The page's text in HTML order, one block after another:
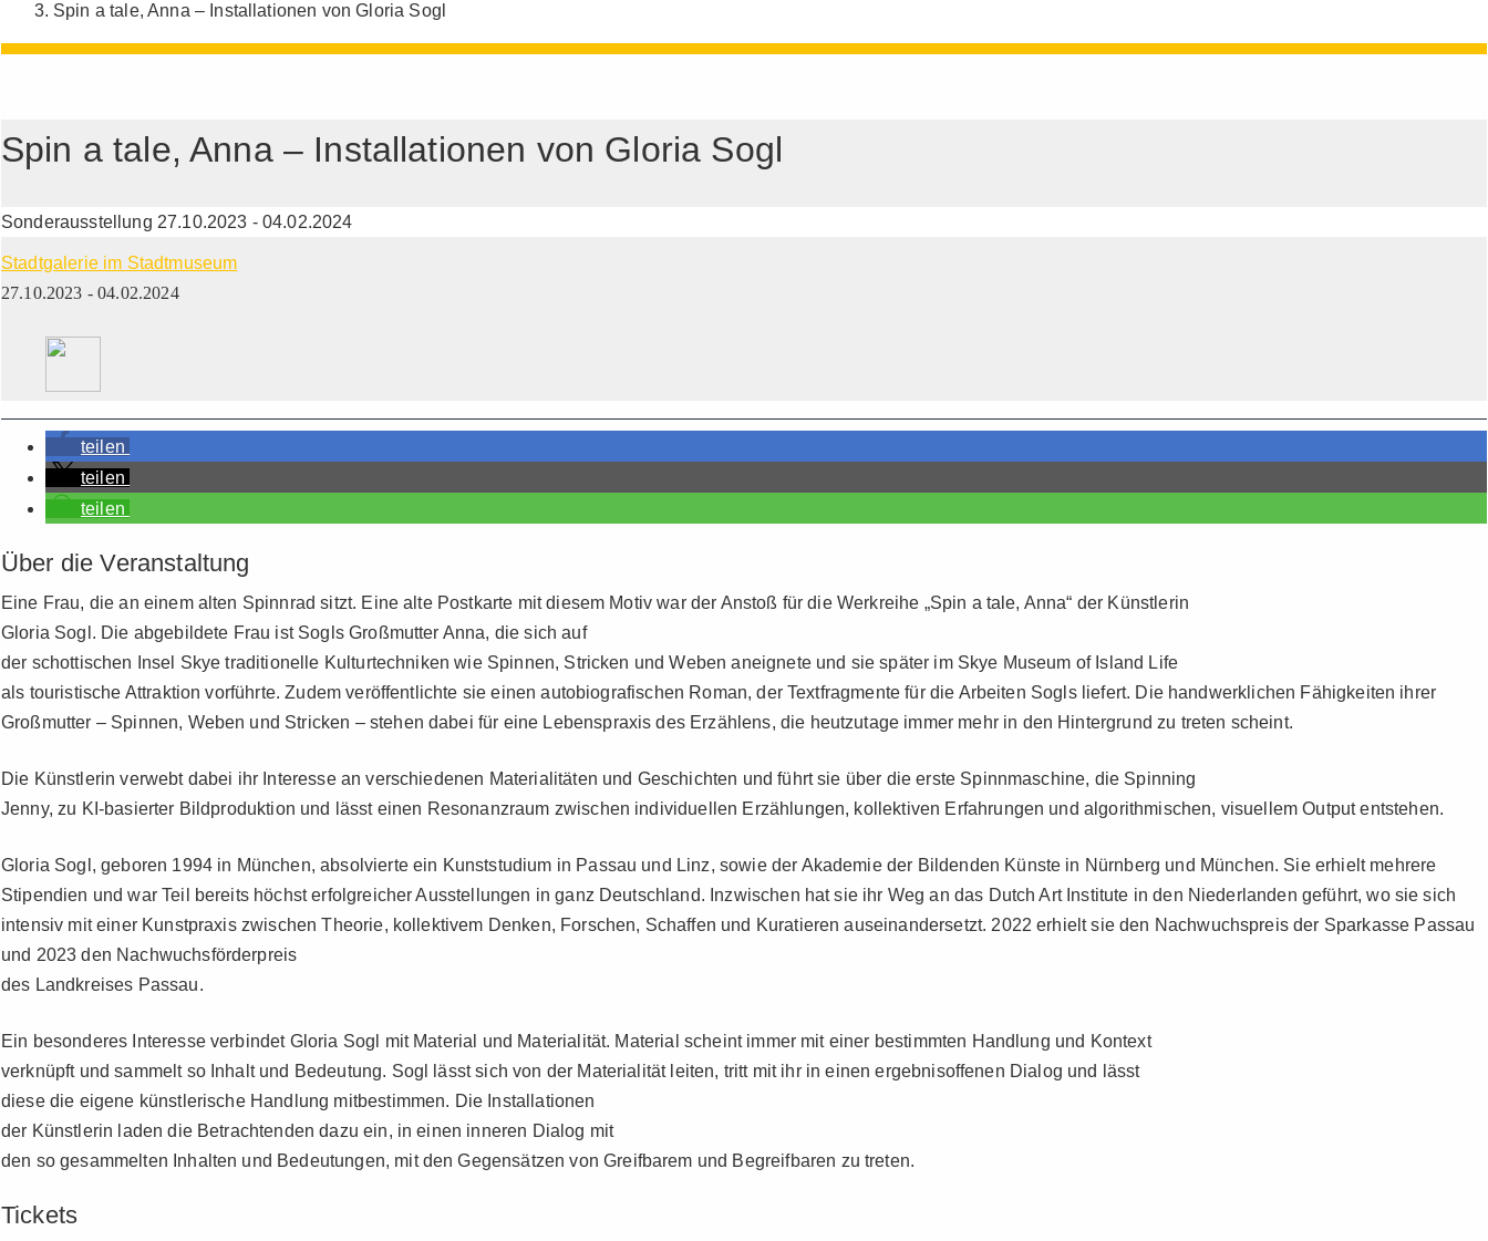
Spin a tale, Anna – Installationen von Gloria Sogl
Spin a tale, Anna – Installationen von Gloria Sogl
Sonderausstellung 27.10.2023 - 04.02.2024
Stadtgalerie im Stadtmuseum
27.10.2023 - 04.02.2024
teilen
teilen
teilen
Über die Veranstaltung
Eine Frau, die an einem alten Spinnrad sitzt. Eine alte Postkarte mit diesem Motiv war der Anstoß für die Werkreihe „Spin a tale, Anna“ der Künstlerin
Gloria Sogl. Die abgebildete Frau ist Sogls Großmutter Anna, die sich auf
der schottischen Insel Skye traditionelle Kulturtechniken wie Spinnen, Stricken und Weben aneignete und sie später im Skye Museum of Island Life
als touristische Attraktion vorführte. Zudem veröffentlichte sie einen autobiografischen Roman, der Textfragmente für die Arbeiten Sogls liefert. Die handwerklichen Fähigkeiten ihrer
Großmutter – Spinnen, Weben und Stricken – stehen dabei für eine Lebenspraxis des Erzählens, die heutzutage immer mehr in den Hintergrund zu treten scheint.
Die Künstlerin verwebt dabei ihr Interesse an verschiedenen Materialitäten und Geschichten und führt sie über die erste Spinnmaschine, die Spinning
Jenny, zu KI-basierter Bildproduktion und lässt einen Resonanzraum zwischen individuellen Erzählungen, kollektiven Erfahrungen und algorithmischen, visuellem Output entstehen.
Gloria Sogl, geboren 1994 in München, absolvierte ein Kunststudium in Passau und Linz, sowie der Akademie der Bildenden Künste in Nürnberg und München. Sie erhielt mehrere
Stipendien und war Teil bereits höchst erfolgreicher Ausstellungen in ganz Deutschland. Inzwischen hat sie ihr Weg an das Dutch Art Institute in den Niederlanden geführt, wo sie sich
intensiv mit einer Kunstpraxis zwischen Theorie, kollektivem Denken, Forschen, Schaffen und Kuratieren auseinandersetzt. 2022 erhielt sie den Nachwuchspreis der Sparkasse Passau
und 2023 den Nachwuchsförderpreis
des Landkreises Passau.
Ein besonderes Interesse verbindet Gloria Sogl mit Material und Materialität. Material scheint immer mit einer bestimmten Handlung und Kontext
verknüpft und sammelt so Inhalt und Bedeutung. Sogl lässt sich von der Materialität leiten, tritt mit ihr in einen ergebnisoffenen Dialog und lässt
diese die eigene künstlerische Handlung mitbestimmen. Die Installationen
der Künstlerin laden die Betrachtenden dazu ein, in einen inneren Dialog mit
den so gesammelten Inhalten und Bedeutungen, mit den Gegensätzen von Greifbarem und Begreifbaren zu treten.
Tickets